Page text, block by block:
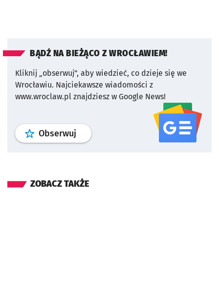
BĄDŹ NA BIEŻĄCO Z WROCŁAWIEM!
Kliknij „obserwuj”, aby wiedzieć, co dzieje się we
Wrocławiu. Najciekawsze wiadomości z
www.wroclaw.pl znajdziesz w Google News!
Obserwuj profil serwisu
ZOBACZ TAKŻE